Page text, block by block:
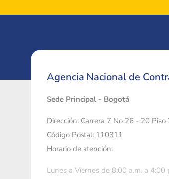
Agencia Nacional de
Sede Principal - Bogotá
Dirección: Carrera 7 No 26 - 20
Código Postal: 110311
Horario de atención:
Lunes a Viernes de 8:00 a.m. a 4:00